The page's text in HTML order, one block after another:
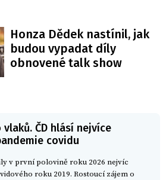
Honza Dědek nastínil, jak
budou vypadat díly
obnovené talk show
ČD hlásí nejvíce
covidu
v první polovině roku 2026 nejvíc
roku 2019. Rostoucí zájem o